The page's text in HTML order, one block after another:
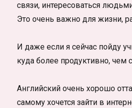
связи, интересоваться
Это очень важно для жизни,
И даже если я сейчас пойду
куда более продуктивно, чем
Английский очень хорошо
самому хочется зайти в